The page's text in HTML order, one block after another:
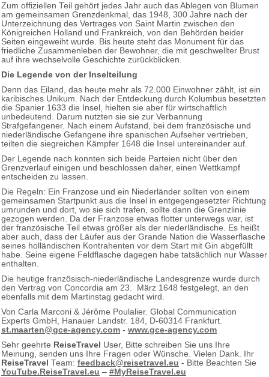
Zum offiziellen Teil gehört jedes Jahr auch das Ablegen von Blumen
am gemeinsamen Grenzdenkmal, das 1948, 300 Jahre nach der
Unterzeichnung des Vertrages von Saint Martin zwischen den
Königreichen Holland und Frankreich, von den Behörden beider
Seiten eingeweiht wurde. Bis heute steht das Monument für das
friedliche Zusammenleben der Bewohner, die mit geschwellter Brust
auf ihre wechselvolle Geschichte zurückblicken.
Die Legende von der Inselteilung
Denn das Eiland, das heute mehr als 72.000 Einwohner zählt, ist ein
karibisches Unikum. Nach der Entdeckung durch Kolumbus besetzten
die Spanier 1633 die Insel, hielten sie aber für wirtschaftlich
unbedeutend. Darum nutzten sie sie zur Verbannung
Strafgefangener. Nach einem Aufstand, bei dem französische und
niederländische Gefangene ihre spanischen Aufseher vertrieben,
teilten die siegreichen Kämpfer 1648 die Insel untereinander auf.
Der Legende nach konnten sich beide Parteien nicht über den
Grenzverlauf einigen und beschlossen daher, einen Wettkampf
entscheiden zu lassen.
Die Regeln: Ein Franzose und ein Niederländer sollten von einem
gemeinsamen Startpunkt aus die Insel in entgegengesetzter Richtung
umrunden und dort, wo sie sich trafen, sollte dann die Grenzlinie
gezogen werden. Da der Franzose etwas flotter unterwegs war, ist
der französische Teil etwas größer als der niederländische. Es heißt
aber auch, dass der Läufer aus der Grande Nation die Wasserflasche
seines holländischen Kontrahenten vor dem Start mit Gin abgefüllt
habe. Seine eigene Feldflasche dagegen habe tatsächlich nur Wasser
enthalten.
Die heutige französisch-niederländische Landesgrenze wurde durch
den Vertrag von Concordia am 23. März 1648 festgelegt, an den
ebenfalls mit dem Martinstag gedacht wird.
Von Carla Marconi & Jérôme Poulalier. Global Communication
Experts GmbH, Hanauer Landstr. 184, D-60314 Frankfurt.
st.maarten@gce-agency.com - www.gce-agency.com
Sehr geehrte ReiseTravel User, Bitte schreiben Sie uns Ihre
Meinung, senden uns Ihre Fragen oder Wünsche. Vielen Dank. Ihr
ReiseTravel Team: feedback@reisetravel.eu - Bitte Beachten Sie
YouTube.ReiseTravel.eu – #MyReiseTravel.eu